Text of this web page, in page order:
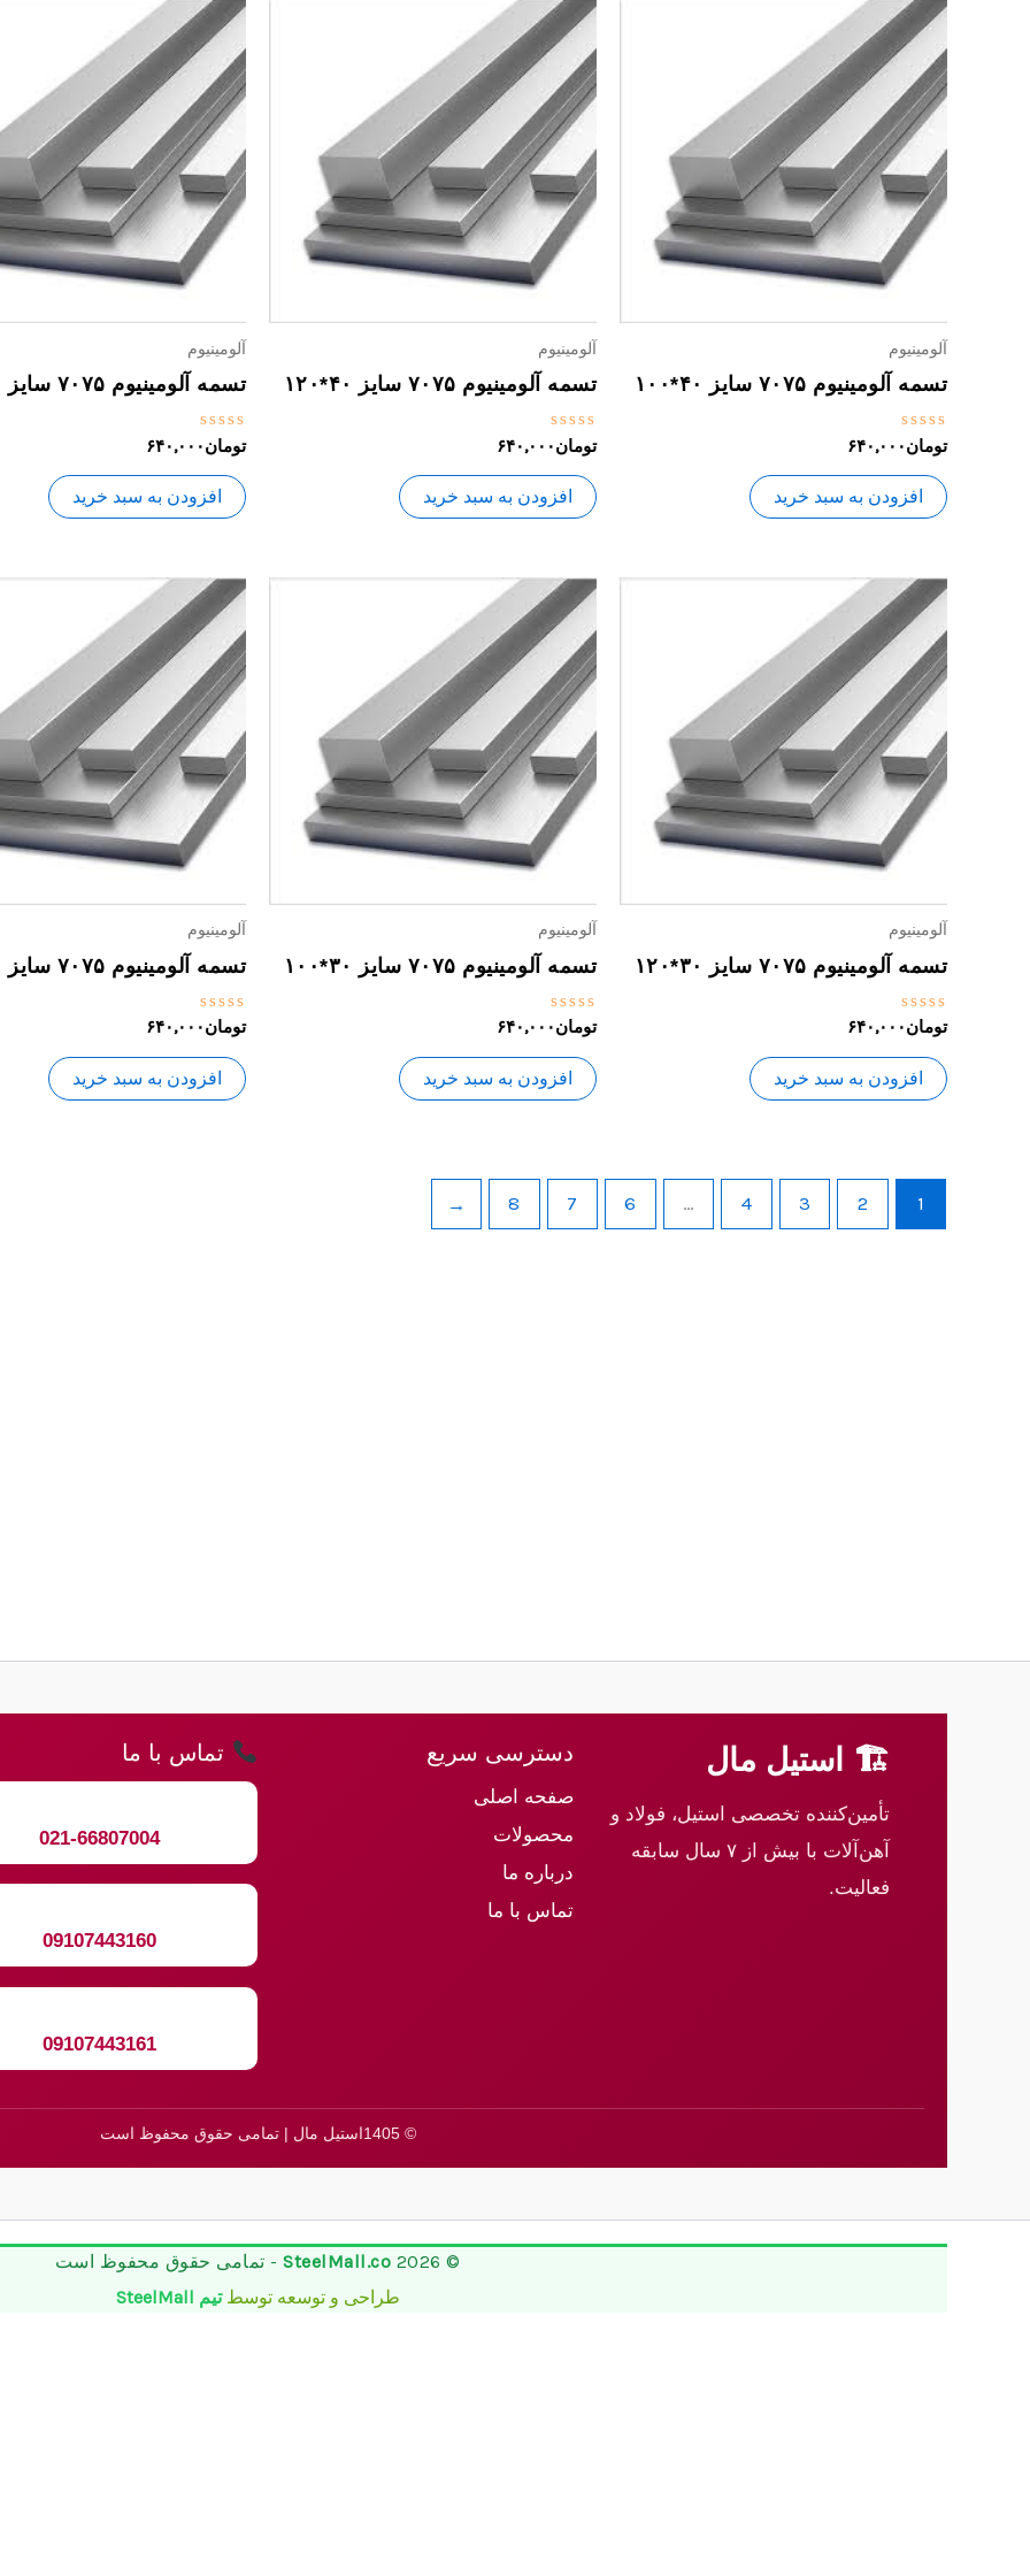
آلومینیوم
تسمه آلومینیوم ۷۰۷۵ سایز ۴۰*۱۰۰
نمره
0
از
5
تومان۶۴۰,۰۰۰
افزودن به سبد خرید
آلومینیوم
تسمه آلومینیوم ۷۰۷۵ سایز ۴۰*۱۲۰
نمره
0
از
5
تومان۶۴۰,۰۰۰
افزودن به سبد خرید
آلومینیوم
تسمه آلومینیوم ۷۰۷۵ سایز ۴۰*۸۰
نمره
0
از
5
تومان۶۴۰,۰۰۰
افزودن به سبد خرید
آلومینیوم
تسمه آلومینیوم ۷۰۷۵ سایز ۳۰*۱۲۰
نمره
0
از
5
تومان۶۴۰,۰۰۰
افزودن به سبد خرید
آلومینیوم
تسمه آلومینیوم ۷۰۷۵ سایز ۳۰*۱۰۰
نمره
0
از
5
تومان۶۴۰,۰۰۰
افزودن به سبد خرید
آلومینیوم
تسمه آلومینیوم ۷۰۷۵ سایز ۳۰*۸۰
نمره
0
از
5
تومان۶۴۰,۰۰۰
افزودن به سبد خرید
1
2
3
4
…
6
7
8
←
🏗 استیل مال
تأمین‌کننده تخصصی استیل، فولاد و
آهن‌آلات با بیش از ۷ سال سابقه
فعالیت.
دسترسی سریع
صفحه اصلی
محصولات
درباره ما
تماس با ما
تماس با ما
021-66807004
09107443160
09107443161
© 1405استیل مال | تمامی حقوق محفوظ است
© 2026
SteelMall.co - تمامی حقوق محفوظ است
طراحی و توسعه توسطتیم SteelMall